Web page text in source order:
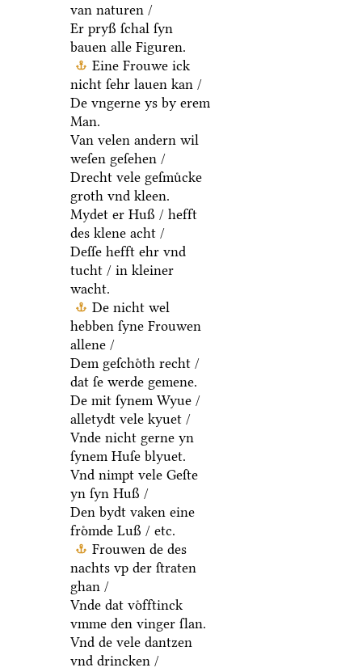
van naturen /
Er pryß ſchal ſyn
bauen alle Figuren.
Eine Frouwe ick
nicht ſehr lauen kan /
De vngerne ys by erem
Man.
Van velen andern wil
weſen geſehen /
Drecht vele geſmuͤcke
groth vnd kleen.
Mydet er Huß / hefft
des klene acht /
Deſſe hefft ehr vnd
tucht / in kleiner
wacht.
De nicht wel
hebben ſyne Frouwen
allene /
Dem geſchoͤth recht /
dat ſe werde gemene.
De mit ſynem Wyue /
alletydt vele kyuet /
Vnde nicht gerne yn
ſynem Huſe blyuet.
Vnd nimpt vele Geſte
yn ſyn Huß /
Den bydt vaken eine
froͤmde Luß / etc.
Frouwen de des
nachts vp der ſtraten
ghan /
Vnde dat voͤfftinck
vmme den vinger ſlan.
Vnd de vele dantzen
vnd drincken /